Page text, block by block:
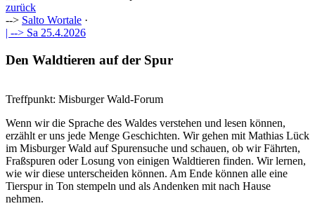
zurück
--> Salto Wortale ·
| --> Sa 25.4.2026
Den Waldtieren auf der Spur
Treffpunkt: Misburger Wald-Forum
Wenn wir die Sprache des Waldes verstehen und lesen können,
erzählt er uns jede Menge Geschichten. Wir gehen mit Mathias Lück
im Misburger Wald auf Spurensuche und schauen, ob wir Fährten,
Fraßspuren oder Losung von einigen Waldtieren finden. Wir lernen,
wie wir diese unterscheiden können. Am Ende können alle eine
Tierspur in Ton stempeln und als Andenken mit nach Hause
nehmen.